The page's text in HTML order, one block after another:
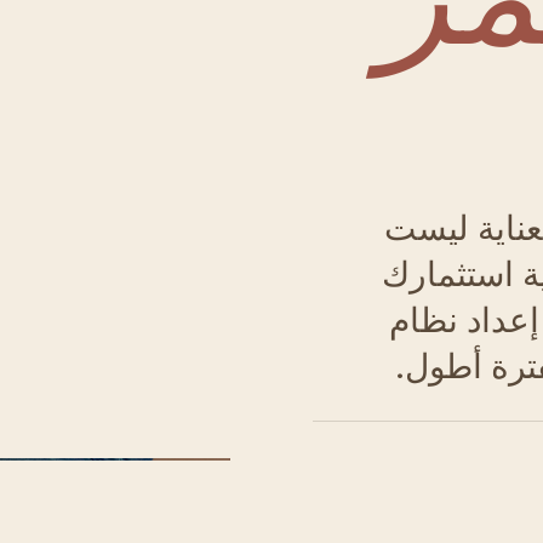
ليست
استثمارك
نظام
أطول.